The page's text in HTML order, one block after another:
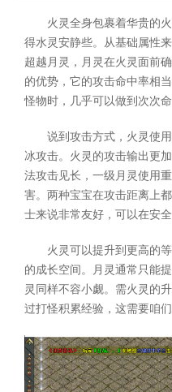
火灵全身包裹着华贵的
得水灵安静些。从基础属性
超越月灵，月灵在火灵面前
的优势，它的攻击命中率相
怪物时，几乎可以做到次次
说到攻击方式，火灵使
冰攻击。火灵的攻击输出更
法攻击见长，一级月灵使用
害。两种宝宝在攻击距离上
士来说非常友好，可以在安
火灵可以提升到更高的
的成长空间。月灵通常只能
灵同样不容小觑。需火灵的
过打怪积累经验，这需要咱们